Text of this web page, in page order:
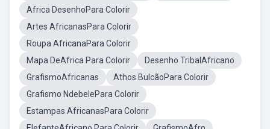
Africa DesenhoPara Colorir
Artes AfricanasPara Colorir
Roupa AfricanaPara Colorir
Mapa DeAfrica Para Colorir
Desenho TribalAfricano
GrafismoAfricanas
Athos BulcãoPara Colorir
Grafismo NdebelePara Colorir
Estampas AfricanasPara Colorir